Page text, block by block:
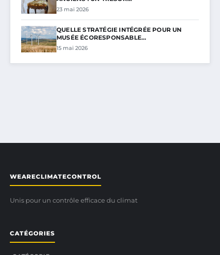
23 mai 2026
QUELLE STRATÉGIE INTÉGRÉE POUR UN
MUSÉE ÉCORESPONSABLE…
15 mai 2026
WEARECLIMATECONTROL
Unis pour un contrôle efficace du climat
CATÉGORIES